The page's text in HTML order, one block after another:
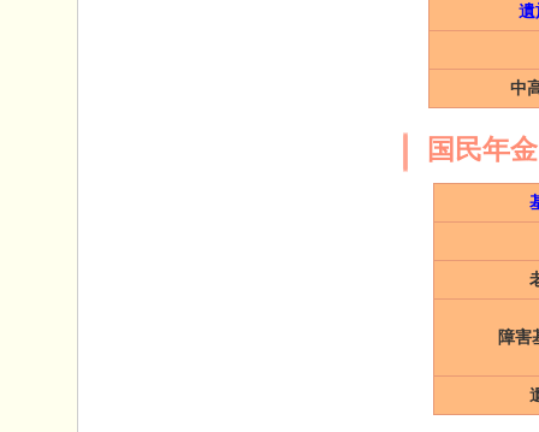
遺
中
国民年金
障害